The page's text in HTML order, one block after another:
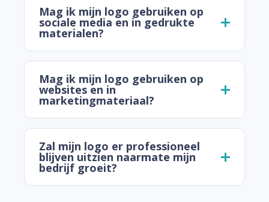
Mag ik mijn logo gebruiken op
sociale media en in gedrukte
materialen?
Mag ik mijn logo gebruiken op
websites en in
marketingmateriaal?
Zal mijn logo er professioneel
blijven uitzien naarmate mijn
bedrijf groeit?